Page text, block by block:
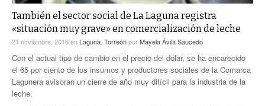
También el sector social de La Laguna registra
«situación muy grave» en comercialización de leche
21 noviembre, 2016en Laguna TorreónporMayela Ávila Saucedo
Con el actual tipo de cambio en el precio del dólar, se ha encarecido
el 65 por ciento de los insumos y productores sociales de la Comarca
Lagunera avisoran un cierre de año muy difícil para la industria de la
leche.